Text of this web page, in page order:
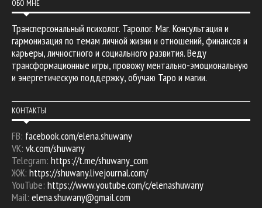
ОБО МНЕ
Трансперсональный психолог. Таролог. Маг. Консультация и
гармонизация по темам личной жизни и отношений, финансов и
карьеры, личностного и социального развития. Веду
трансформационные игры, провожу ментально-эмоциональную
и энергетическую поддержку, обучаю Таро и магии.
КОНТАКТЫ
FB: facebook.com/elena.shuwany
VK: vk.com/shuwany
Telegram: https://t.me/shuwany_com
ЖЖ: https://shuwany.livejournal.com/
YouTube: https://www.youtube.com/c/elenashuwany
Mail: elena.shuwany@gmail.com